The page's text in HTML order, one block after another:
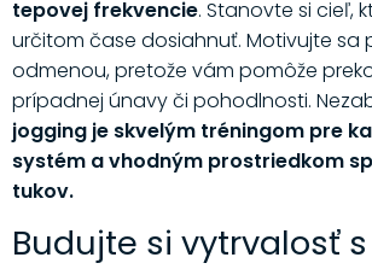
tepovej frekvencie. Stanovte si cieľ,
určitom čase dosiahnuť. Motivujte sa
odmenou, pretože vám pomôže
prípadnej únavy či pohodlnosti.
jogging je skvelým tréningom pre
systém a vhodným prostriedkom
tukov.
Budujte si vytrvalosť